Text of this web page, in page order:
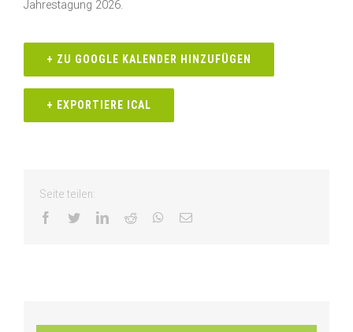
Jahrestagung 2026.
+ ZU GOOGLE KALENDER HINZUFÜGEN
+ EXPORTIERE ICAL
Seite teilen:
facebooktwitterlinkedinreddit whatsappEmail